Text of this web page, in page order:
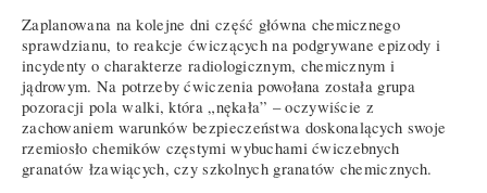
Zaplanowana na kolejne dni część główna chemicznego
sprawdzianu, to reakcje ćwiczących na podgrywane epizody i
incydenty o charakterze radiologicznym, chemicznym i
jądrowym. Na potrzeby ćwiczenia powołana została grupa
pozoracji pola walki, która „nękała” – oczywiście z
zachowaniem warunków bezpieczeństwa doskonalących swoje
rzemiosło chemików częstymi wybuchami ćwiczebnych
granatów łzawiących, czy szkolnych granatów chemicznych.